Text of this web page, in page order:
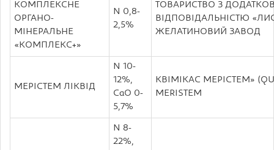
КОМПЛЕКСНЕ
ОРГАНО-
МІНЕРАЛЬНЕ
«КОМПЛЕКС+»
N 0,8-
2,5%
ТОВАРИСТВО З
ВІДПОВІДАЛЬНІСТЮ
ЖЕЛАТИНОВИЙ ЗАВОД
МЕРІСТЕМ ЛІКВІД
N 10-
12%,
CaO 0-
5,7%
КВІМІКАС МЕРІСТЕМ»
MERISTEM
N 8-
22%,